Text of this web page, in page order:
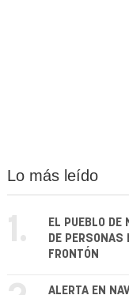
Lo más leído
1.
EL PUEBLO DE
DE PERSONAS
FRONTÓN
ALERTA EN